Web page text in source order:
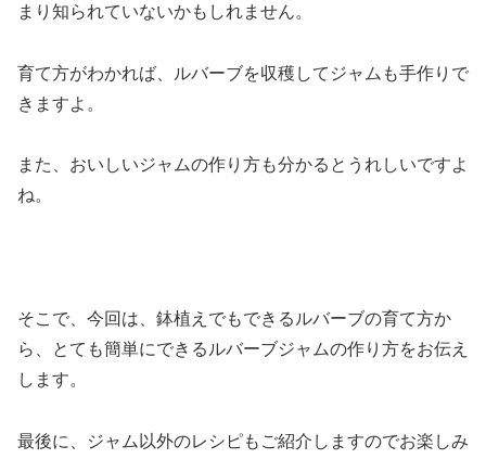
まり知られていないかもしれません。
育て方がわかれば、ルバーブを収穫してジャムも手作りで
きますよ。
また、おいしいジャムの作り方も分かるとうれしいですよ
ね。
そこで、今回は、鉢植えでもできるルバーブの育て方か
ら、とても簡単にできるルバーブジャムの作り方をお伝え
します。
最後に、ジャム以外のレシピもご紹介しますのでお楽しみ